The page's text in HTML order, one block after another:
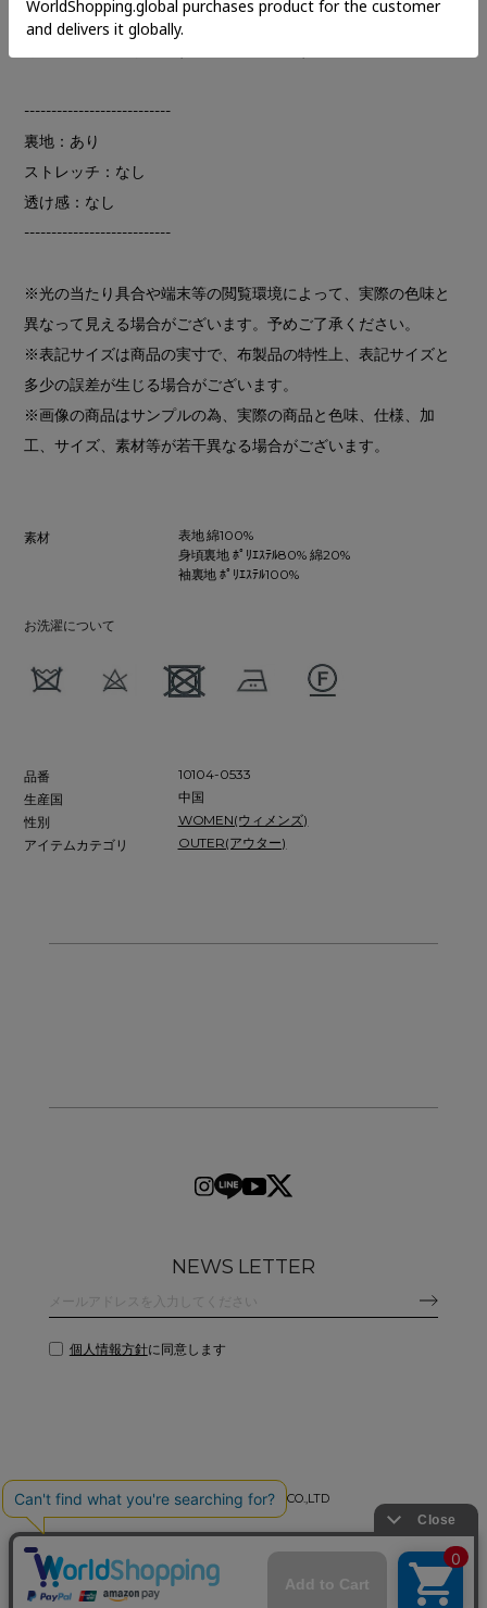
春らしい薄手のギャバ素材を使用し、軽やかな着心地で一枚で
---------------------------
裏地：あり
ストレッチ：なし
透け感：なし
---------------------------
※光の当たり具合や端末等の閲覧環境によって、実際の色味と
異なって見える場合がございます。予めご了承ください。
※表記サイズは商品の実寸で、布製品の特性上、表記サイズと
多少の誤差が生じる場合がございます。
※画像の商品はサンプルの為、実際の商品と色味、仕様、加
工、サイズ、素材等が若干異なる場合がございます。
素材
表地 綿100%
身頃裏地 ﾎﾟﾘｴｽﾃﾙ80% 綿20%
袖裏地 ﾎﾟﾘｴｽﾃﾙ100%
お洗濯について
品番
10104-0533
生産国
中国
性別
WOMEN(ウィメンズ)
アイテムカテゴリ
OUTER(アウター)
NEWS LETTER
個人情報方針に同意します
©2026 CLANE DESIGN CO.,LTD